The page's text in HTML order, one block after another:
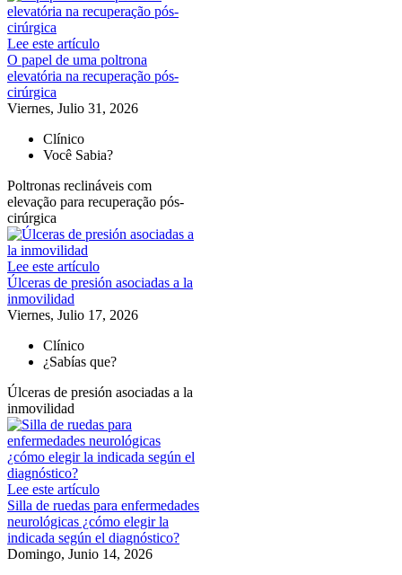
Lee este artículo
O papel de uma poltrona
elevatória na recuperação pós-
cirúrgica
Viernes, Julio 31, 2026
Clínico
Você Sabia?
Poltronas reclináveis com
elevação para recuperação pós-
cirúrgica
Lee este artículo
Úlceras de presión asociadas a la
inmovilidad
Viernes, Julio 17, 2026
Clínico
¿Sabías que?
Úlceras de presión asociadas a la
inmovilidad
Lee este artículo
Silla de ruedas para enfermedades
neurológicas ¿cómo elegir la
indicada según el diagnóstico?
Domingo, Junio 14, 2026